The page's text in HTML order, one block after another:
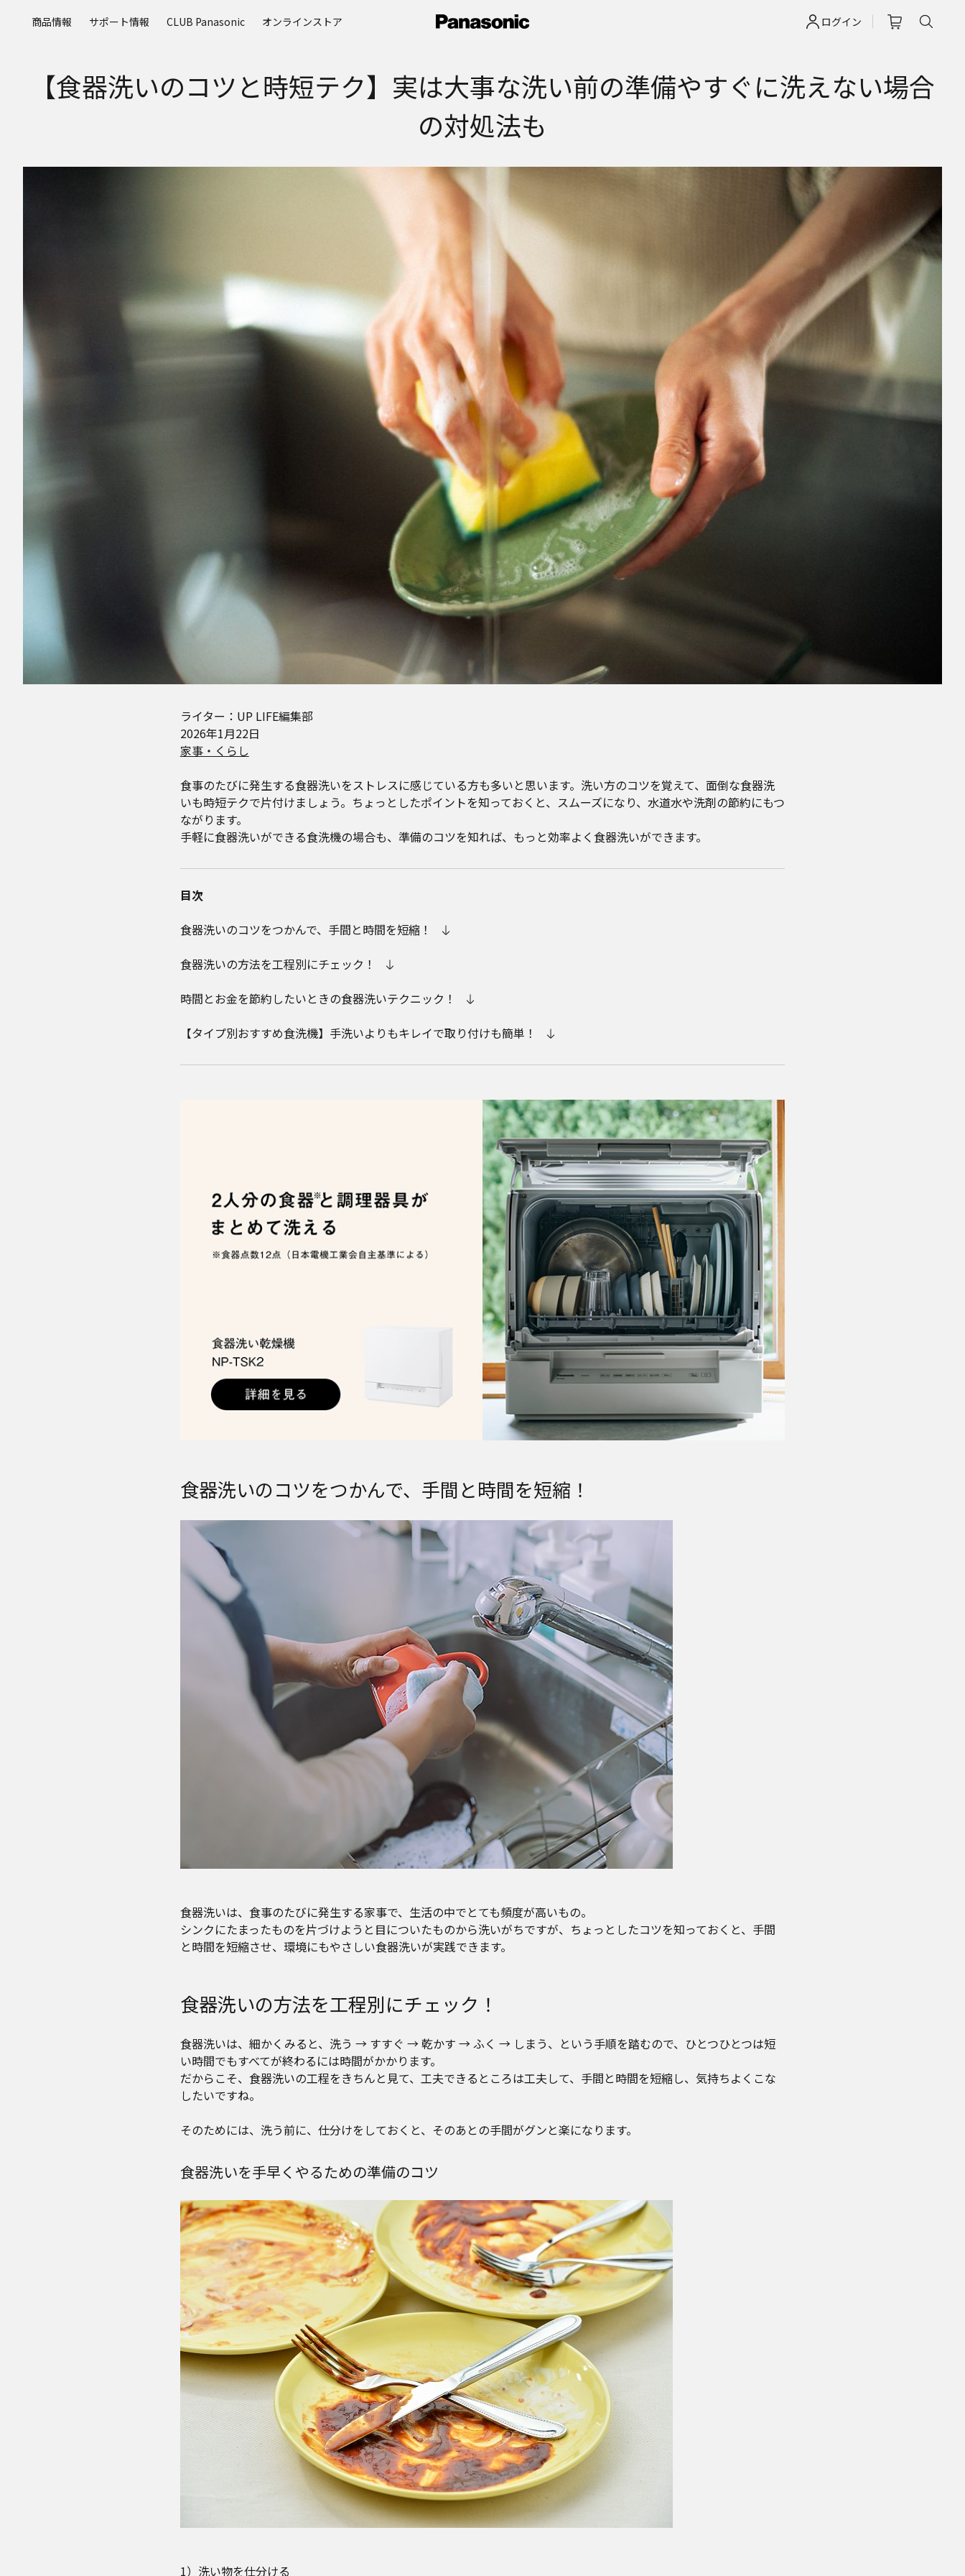
ログイン
商品情報 サポート情報 CLUB Panasonic オンラインストア
【食器洗いのコツと時短テク】実は大事な洗い前の準備やすぐに洗えない場合
の対処法も
ライター：UP LIFE編集部
2026年1月22日
家事・くらし
食事のたびに発生する食器洗いをストレスに感じている方も多いと思います。洗い方のコツを覚えて、面倒な食器洗
いも時短テクで片付けましょう。ちょっとしたポイントを知っておくと、スムーズになり、水道水や洗剤の節約にもつ
ながります。
手軽に食器洗いができる食洗機の場合も、準備のコツを知れば、もっと効率よく食器洗いができます。
目次
食器洗いのコツをつかんで、手間と時間を短縮！
食器洗いの方法を工程別にチェック！
時間とお金を節約したいときの食器洗いテクニック！
【タイプ別おすすめ食洗機】手洗いよりもキレイで取り付けも簡単！
食器洗いのコツをつかんで、手間と時間を短縮！
食器洗いは、食事のたびに発生する家事で、生活の中でとても頻度が高いもの。
シンクにたまったものを片づけようと目についたものから洗いがちですが、ちょっとしたコツを知っておくと、手間
と時間を短縮させ、環境にもやさしい食器洗いが実践できます。
食器洗いの方法を工程別にチェック！
食器洗いは、細かくみると、洗う → すすぐ → 乾かす → ふく → しまう、という手順を踏むので、ひとつひとつは短
い時間でもすべてが終わるには時間がかかります。
だからこそ、食器洗いの工程をきちんと見て、工夫できるところは工夫して、手間と時間を短縮し、気持ちよくこな
したいですね。
そのためには、洗う前に、仕分けをしておくと、そのあとの手間がグンと楽になります。
食器洗いを手早くやるための準備のコツ
1）洗い物を仕分ける